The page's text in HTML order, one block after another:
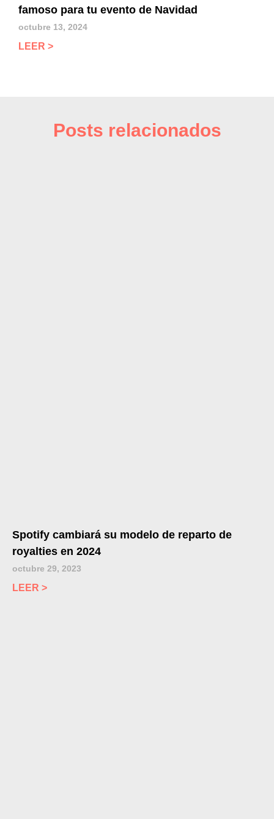
famoso para tu evento de Navidad
octubre 13, 2024
LEER >
Posts relacionados
Spotify cambiará su modelo de reparto de
royalties en 2024
octubre 29, 2023
LEER >